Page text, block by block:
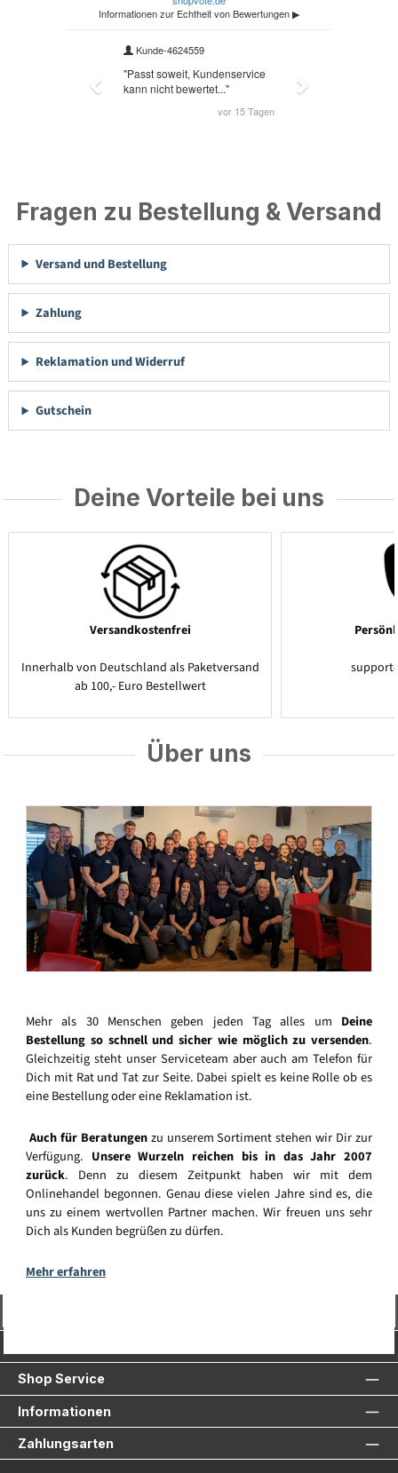
Fragen zu Bestellung & Versand
Versand und Bestellung
Zahlung
Reklamation und Widerruf
Gutschein
Deine Vorteile bei uns
Versandkostenfrei
Innerhalb von Deutschland als Paketversand
ab 100,- Euro Bestellwert
Über uns
Mehr als 30 Menschen geben jeden Tag alles um Deine
Bestellung so schnell und sicher wie möglich zu versenden.
Gleichzeitig steht unser Serviceteam aber auch am Telefon für
Dich mit Rat und Tat zur Seite. Dabei spielt es keine Rolle ob es
eine Bestellung oder eine Reklamation ist.
Auch für Beratungenzu unserem Sortiment stehen wir Dir zur
Verfügung. Unsere Wurzeln reichen bis in das Jahr 2007
zurück. Denn zu diesem Zeitpunkt haben wir mit dem
Onlinehandel begonnen. Genau diese vielen Jahre sind es, die
uns zu einem wertvollen Partner machen. Wir freuen uns sehr
Dich als Kunden begrüßen zu dürfen.
Mehr erfahren
Shop Service
Informationen
Zahlungsarten